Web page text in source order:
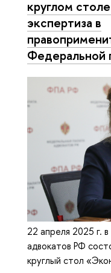
круглом
экспертиза в
Федеральной
22 апреля 2025 г.
адвокатов РФ
круглый стол